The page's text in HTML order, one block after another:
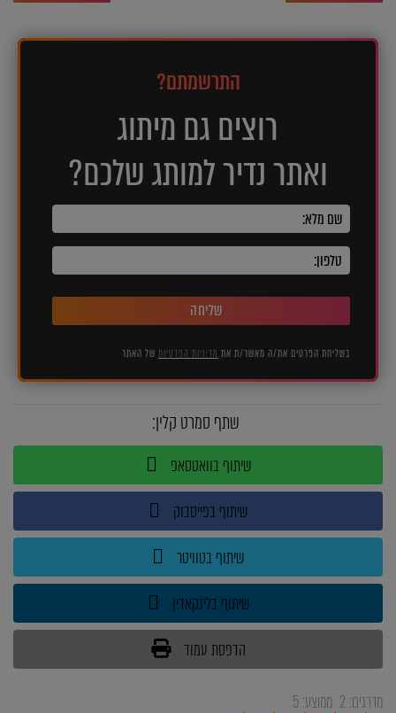
התרשמתם?
רוצים גם מיתוג
ואתר נדיר למותג שלכם?
שליחה
בשליחת הפרטים את/ה מאשר/ת את מדיניות הפרטיות של האתר
שתף סמרט קלין:
שיתוף בוואטסאפ
שיתוף בפייסבוק
שיתוף בטוויטר
שיתוף בלינקאדין
הדפסת עמוד
מדרגים: 2 ממוצע:5